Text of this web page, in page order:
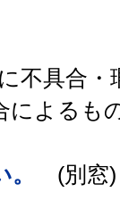
不具合・
によるも
(別窓)